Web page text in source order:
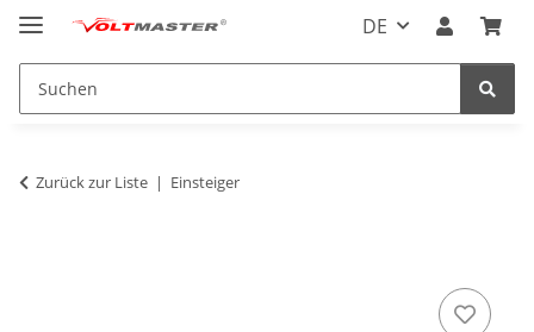
DE
Zurück zur Liste Einsteiger